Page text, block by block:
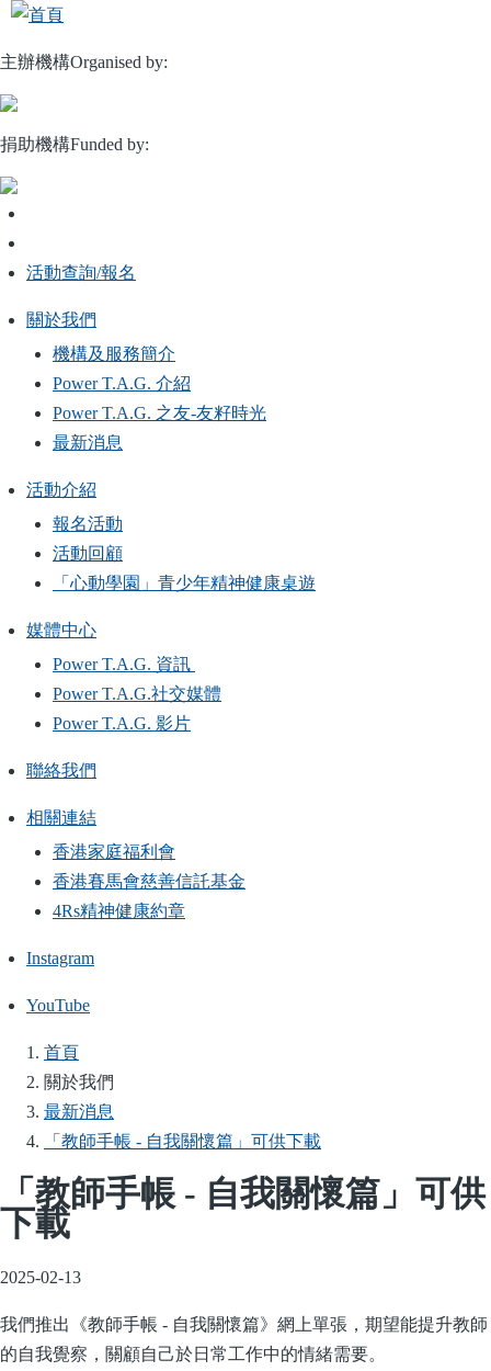
移
主
內
容
主辦機構Organised by:
捐助機構Funded by:
活動查詢/報名
Main
navigation
關於我們
機構及服務簡介
Power T.A.G. 介紹
Power T.A.G. 之友-友籽時光
最新消息
活動介紹
報名活動
活動回顧
「心動學園」青少年精神健康桌遊
媒體中心
Power T.A.G. 資訊
Power T.A.G.社交媒體
Power T.A.G. 影片
聯絡我們
相關連結
香港家庭福利會
香港賽馬會慈善信託基金
4Rs精神健康約章
Instagram
YouTube
首頁
關於我們
最新消息
「教師手帳 - 自我關懷篇」可供下載
「教師手帳 - 自我關懷篇」可供
下載
2025-02-13
我們推出《教師手帳 - 自我關懷篇》網上單張，期望能提升教師
的自我覺察，關顧自己於日常工作中的情緒需要。